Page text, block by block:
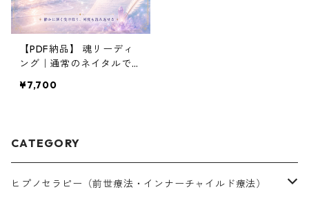
【PDF納品】 魂リーディ
ング｜通常のネイタルでは
む鑑定書
¥7,700
CATEGORY
ヒプノセラピー（前世療法・インナーチャイルド療法）